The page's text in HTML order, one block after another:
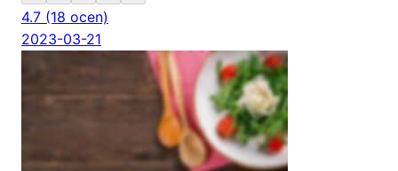
4.7 (18 ocen)
2023-03-21